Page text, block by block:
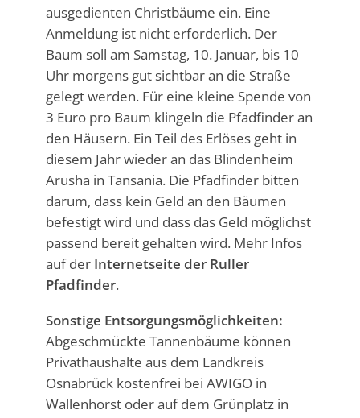
ausgedienten Christbäume ein. Eine
Anmeldung ist nicht erforderlich. Der
Baum soll am Samstag, 10. Januar, bis 10
Uhr morgens gut sichtbar an die Straße
gelegt werden. Für eine kleine Spende von
3 Euro pro Baum klingeln die Pfadfinder an
den Häusern. Ein Teil des Erlöses geht in
diesem Jahr wieder an das Blindenheim
Arusha in Tansania. Die Pfadfinder bitten
darum, dass kein Geld an den Bäumen
befestigt wird und dass das Geld möglichst
passend bereit gehalten wird. Mehr Infos
auf der Internetseite der Ruller
Pfadfinder.
Sonstige Entsorgungsmöglichkeiten:
Abgeschmückte Tannenbäume können
Privathaushalte aus dem Landkreis
Osnabrück kostenfrei bei AWIGO in
Wallenhorst oder auf dem Grünplatz in